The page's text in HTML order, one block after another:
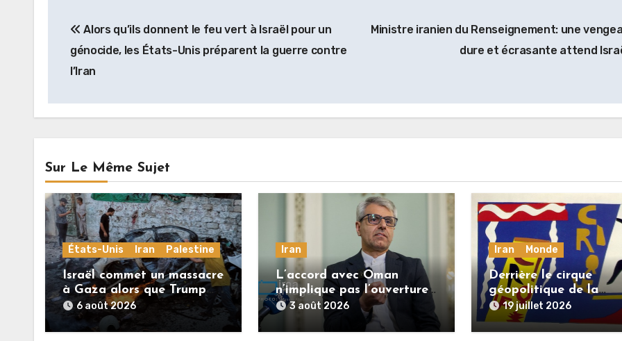
de
l’article
Alors qu’ils donnent le feu vert à Israël pour un
génocide, les États-Unis préparent la guerre contre
l’Iran
Ministre iranien du Renseignement: une
dure et écrasante attend
Sur Le Même Sujet
États-Unis Iran Palestine
Israël commet un massacre
à Gaza alors que Trump
menace l’Iran de
«décapitation»
6 août 2026
Iran
L’accord avec Oman
n’implique pas l’ouverture
du détroit d’Ormuz
(Téhéran)
3 août 2026
Iran Monde
Derrière le cirque
géopolitique de la
dictature marchande :
l’Iran dernière dupe en
date
19 juillet 2026